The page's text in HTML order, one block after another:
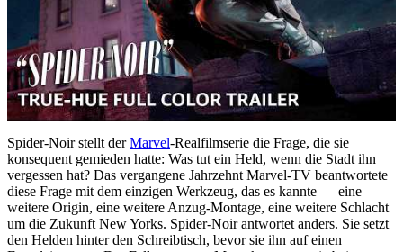
Spider-Noir stellt derMarvel-Realfilmserie die Frage, die sie
konsequent gemieden hatte: Was tut ein Held, wenn die Stadt ihn
vergessen hat? Das vergangene Jahrzehnt Marvel-TV beantwortete
diese Frage mit dem einzigen Werkzeug, das es kannte — eine
weitere Origin, eine weitere Anzug-Montage, eine weitere Schlacht
um die Zukunft New Yorks. Spider-Noir antwortet anders. Sie setzt
den Helden hinter den Schreibtisch, bevor sie ihn auf einen